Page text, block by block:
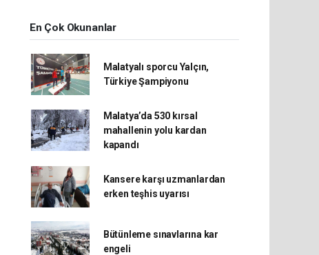
En Çok Okunanlar
Malatyalı sporcu Yalçın,
Türkiye Şampiyonu
Malatya’da 530 kırsal
mahallenin yolu kardan
kapandı
Kansere karşı uzmanlardan
erken teşhis uyarısı
Bütünleme sınavlarına kar
engeli